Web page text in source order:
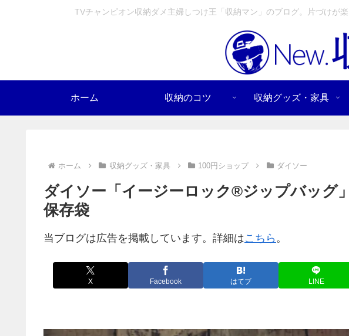
TVチャンピオン収納ダメ主婦しつけ王「収納マン」のブログ。片づけが
ホーム 収納のコツ 収納グッズ・家具
ホーム 収納グッズ・家具 100円ショップ ダイソー
ダイソー「イージーロック®ジップバッグ
保存袋
当ブログは広告を掲載しています。詳細はこちら 。
X Facebook はてブ LINE